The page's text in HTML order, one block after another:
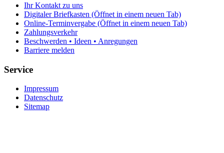
Ihr Kontakt zu uns
Digitaler Briefkasten (Öffnet in einem neuen Tab)
Online-Terminvergabe (Öffnet in einem neuen Tab)
Zahlungsverkehr
Beschwerden • Ideen • Anregungen
Barriere melden
Service
Impressum
Datenschutz
Sitemap